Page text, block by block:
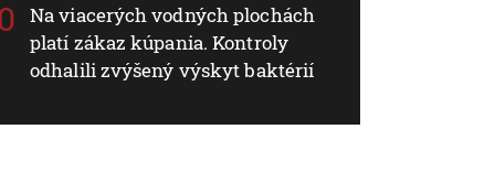
Na viacerých vodných plochách
platí zákaz kúpania. Kontroly
odhalili zvýšený výskyt baktérií